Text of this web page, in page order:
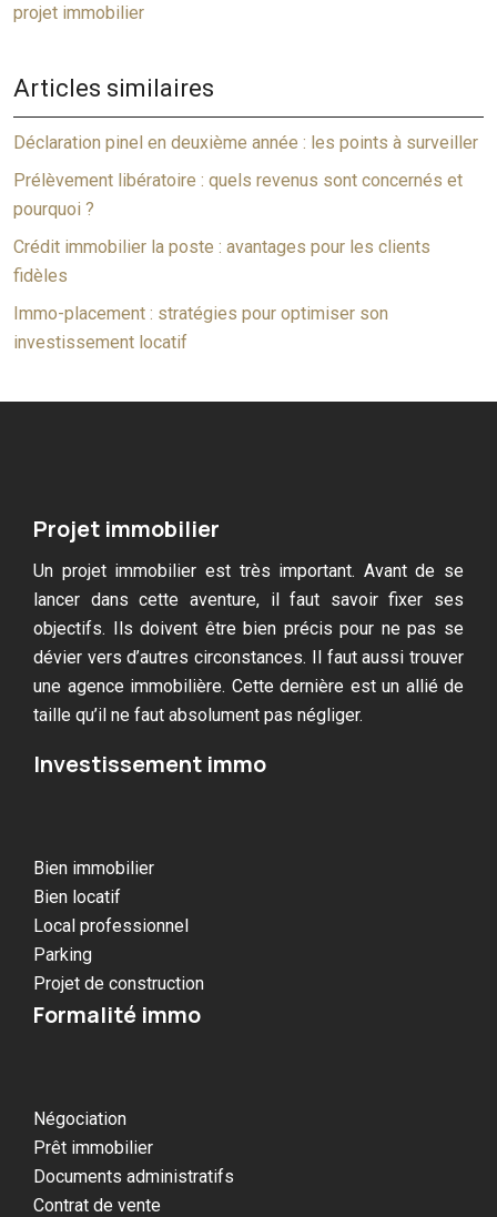
projet immobilier
Articles similaires
Déclaration pinel en deuxième année : les points à surveiller
Prélèvement libératoire : quels revenus sont concernés et
pourquoi ?
Crédit immobilier la poste : avantages pour les clients
fidèles
Immo-placement : stratégies pour optimiser son
investissement locatif
Projet immobilier
Un projet immobilier est très important. Avant de se
lancer dans cette aventure, il faut savoir fixer ses
objectifs. Ils doivent être bien précis pour ne pas se
dévier vers d’autres circonstances. Il faut aussi trouver
une agence immobilière. Cette dernière est un allié de
taille qu’il ne faut absolument pas négliger.
Investissement immo
Bien immobilier
Bien locatif
Local professionnel
Parking
Projet de construction
Formalité immo
Négociation
Prêt immobilier
Documents administratifs
Contrat de vente